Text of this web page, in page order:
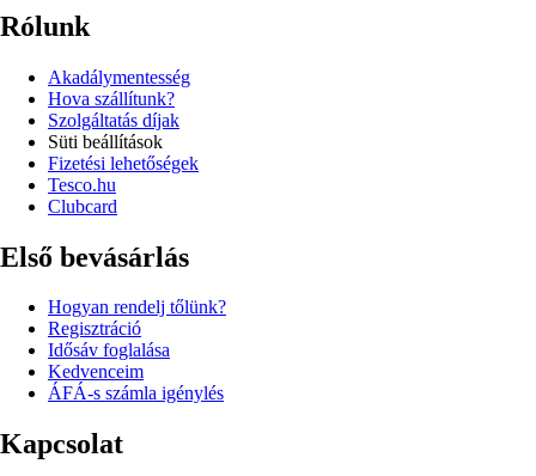
Rólunk
Akadálymentesség
Hova szállítunk?
Szolgáltatás díjak
Süti beállítások
Fizetési lehetőségek
Tesco.hu
Clubcard
Első bevásárlás
Hogyan rendelj tőlünk?
Regisztráció
Idősáv foglalása
Kedvenceim
ÁFÁ-s számla igénylés
Kapcsolat